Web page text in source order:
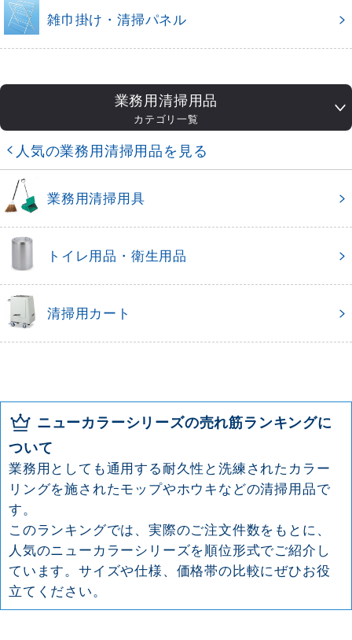
雑巾掛け・清掃パネル
業務用清掃用品
カテゴリ一覧
人気の業務用清掃用品を見る
業務用清掃用具
トイレ用品・衛生用品
清掃用カート
ニューカラーシリーズの売れ筋ランキングに
ついて
業務用としても通用する耐久性と洗練されたカラー
リングを施されたモップやホウキなどの清掃用品で
す。
このランキングでは、実際のご注文件数をもとに、
人気のニューカラーシリーズを順位形式でご紹介し
ています。サイズや仕様、価格帯の比較にぜひお役
立てください。